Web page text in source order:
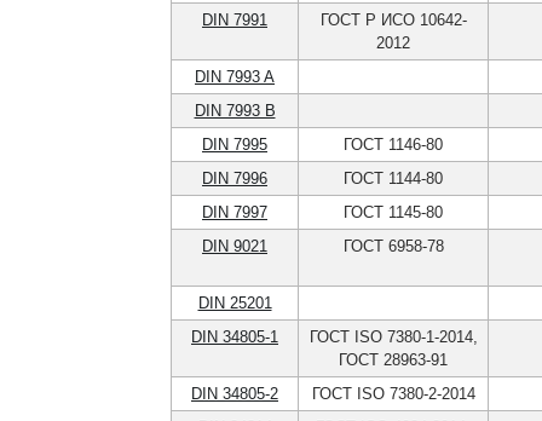
DIN 7991
ГОСТ Р ИСО 10642-
2012
DIN 7993 A
DIN 7993 B
DIN 7995
ГОСТ 1146-80
DIN 7996
ГОСТ 1144-80
DIN 7997
ГОСТ 1145-80
DIN 9021
ГОСТ 6958-78
DIN 25201
DIN 34805-1
ГОСТ ISO 7380-1-2014,
ГОСТ 28963-91
DIN 34805-2
ГОСТ ISO 7380-2-2014